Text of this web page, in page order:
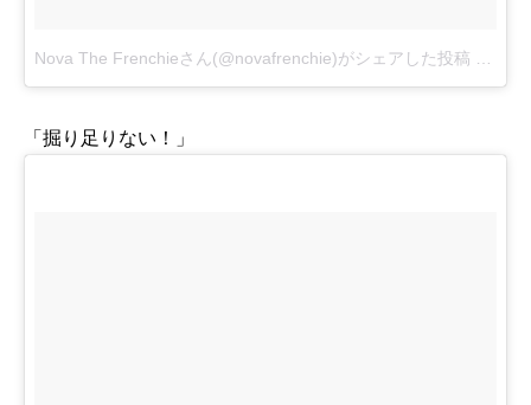
Nova The Frenchieさん(@novafrenchie)がシェアした投稿
「掘り足りない！」